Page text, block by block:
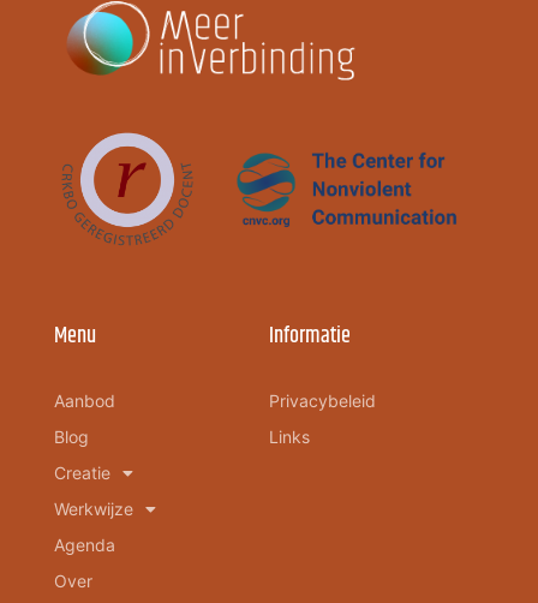
Menu
Aanbod
Blog
Creatie
Werkwijze
Agenda
Over
Informatie
Privacybeleid
Links